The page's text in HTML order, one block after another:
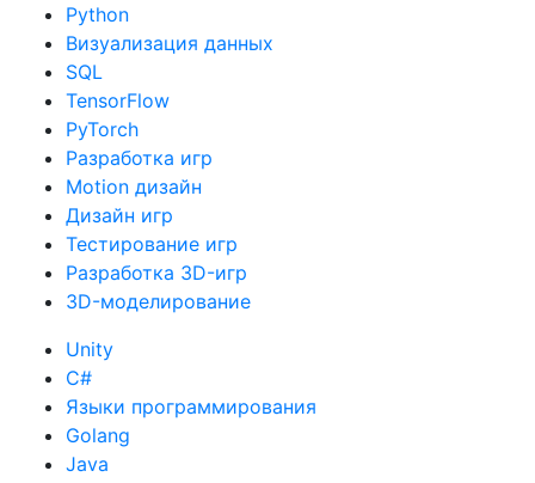
Python
Визуализация данных
SQL
TensorFlow
PyTorch
Разработка игр
Motion дизайн
Дизайн игр
Тестирование игр
Разработка 3D-игр
3D-моделирование
Unity
C#
Языки программирования
Golang
Java